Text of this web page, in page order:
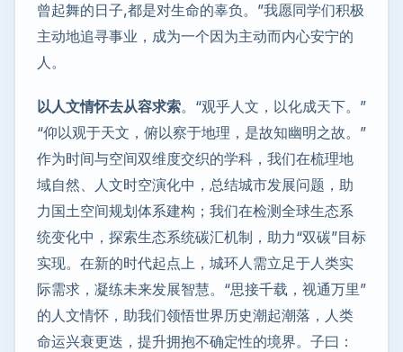
曾起舞的日子,都是对生命的辜负。”我愿同学们积极
主动地追寻事业，成为一个因为主动而内心安宁的
人。
以人文情怀去从容求索。“观乎人文，以化成天下。”
“仰以观于天文，俯以察于地理，是故知幽明之故。”
作为时间与空间双维度交织的学科，我们在梳理地
域自然、人文时空演化中，总结城市发展问题，助
力国土空间规划体系建构；我们在检测全球生态系
统变化中，探索生态系统碳汇机制，助力“双碳”目标
实现。在新的时代起点上，城环人需立足于人类实
际需求，凝练未来发展智慧。“思接千载，视通万里”
的人文情怀，助我们领悟世界历史潮起潮落，人类
命运兴衰更迭，提升拥抱不确定性的境界。子曰：